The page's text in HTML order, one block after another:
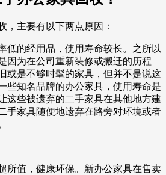
，主要有以下两点原因：
低的经用品，使用寿命较长。之所以
因为在公司重新装修或搬迁的历程
或是不够时髦的家具，但并不是说这
些知名品牌的办公家具，使用寿命是
这些被遗弃的二手家具在其他地方建
手家具随便地遗弃在路旁对环境或者
所值，健康环保。新办公家具在售卖